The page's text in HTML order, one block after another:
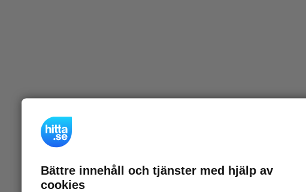
Bättre innehåll och tjänster med hjälp av
cookies